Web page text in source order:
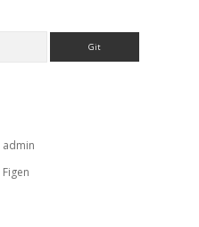
admin
Figen